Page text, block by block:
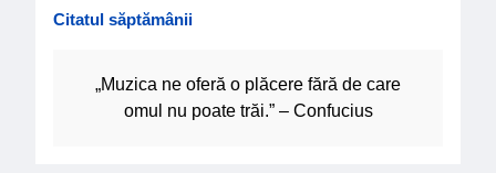
Citatul săptămânii
„Muzica ne oferă o plăcere fără de care
omul nu poate trăi.” – Confucius